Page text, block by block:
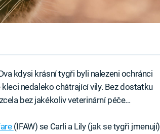
kdysi krásní tygři byli nalezeni ochránci
nedaleko chátrající vily. Bez dostatku
bez jakékoliv veterinární péče…
(IFAW) se Carli a Lily (jak se tygři jmenují)